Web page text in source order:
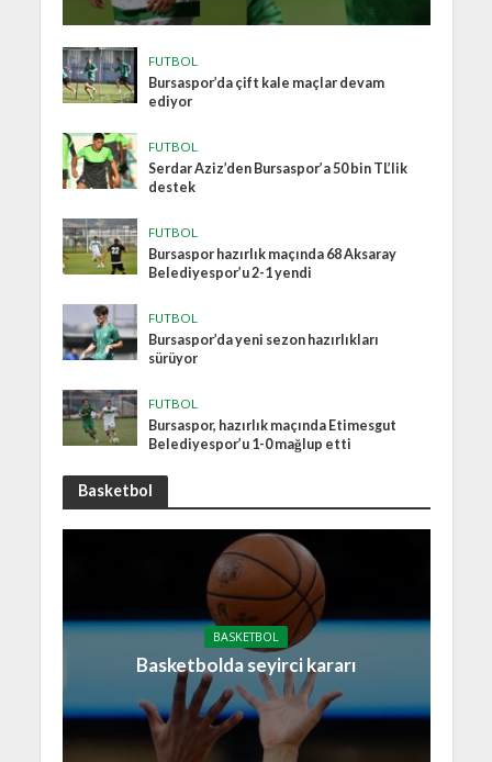
FUTBOL
Bursaspor’da çift kale maçlar devam
ediyor
FUTBOL
Serdar Aziz’den Bursaspor’a 50 bin TL’lik
destek
FUTBOL
Bursaspor hazırlık maçında 68 Aksaray
Belediyespor’u 2-1 yendi
FUTBOL
Bursaspor’da yeni sezon hazırlıkları
sürüyor
FUTBOL
Bursaspor, hazırlık maçında Etimesgut
Belediyespor’u 1-0 mağlup etti
Basketbol
BASKETBOL
Basketbolda seyirci kararı